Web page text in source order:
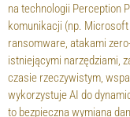
na technologii Perception
komunikacji (np.
ransomware, atakami
istniejącymi narzędziami,
czasie rzeczywistym,
wykorzystuje AI do
to bezpieczna wymiana